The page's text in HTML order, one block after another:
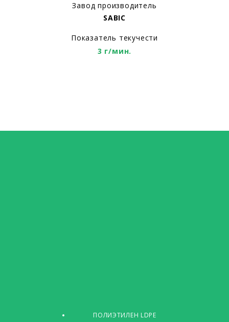
Завод производитель
SABIC
Показатель текучести
3 г/мин.
ПОЛИЭТИЛЕН LDPE